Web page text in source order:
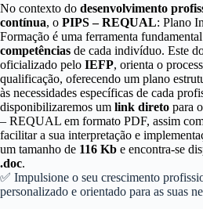
No contexto do desenvolvimento
contínua, o PIPS – REQUAL: Plano
Formação é uma ferramenta
competências de cada indivíduo. Este
oficializado pelo IEFP, orienta o
qualificação, oferecendo um plano
às necessidades específicas de cada
disponibilizaremos um link direto para o
– REQUAL em formato PDF, assim
facilitar a sua interpretação e
um tamanho de 116 Kb e encontra-se
.doc.
✅ Impulsione o seu crescimento
personalizado e orientado para as suas